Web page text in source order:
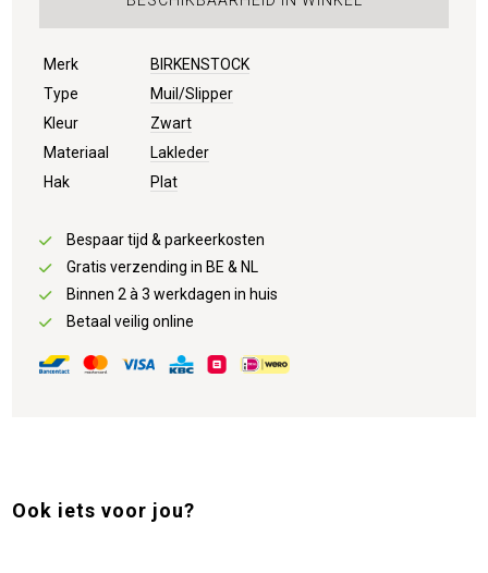
Merk
BIRKENSTOCK
Type
Muil/Slipper
Kleur
Zwart
Materiaal
Lakleder
Hak
Plat
Bespaar tijd & parkeerkosten
Gratis verzending in BE & NL
Binnen 2 à 3 werkdagen in huis
Betaal veilig online
Ook iets voor jou?